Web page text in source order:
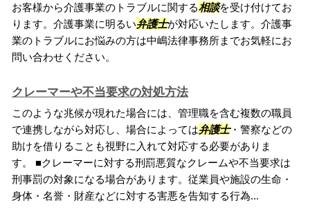
お客様から介護事業のトラブルに関する相談を受け付けてお
ります。介護事業に明るい弁護士が対応いたします。介護事
業のトラブルにお悩みの方は中嶋法律事務所までお気軽にお
問い合わせください。
クレーマーや不当要求の対処方法
このような兆候が現れた場合には、管理職を含む複数の職員
で連携しながら対応し、場合によっては弁護士・警察などの
助けを借りることも視野に入れて対応する必要がありま
す。 ■クレーマーに対する刑罰悪質なクレームや不当要求は
刑事罰の対象になる場合があります。従業員や施設の生命・
身体・名誉・財産などに対する害悪を告知する行為...